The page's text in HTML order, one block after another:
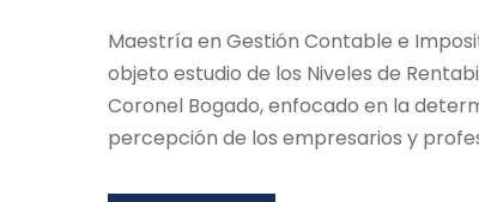
Maestría en Gestión Contable e
objeto estudio de los Niveles de
Coronel Bogado, enfocado en la
percepción de los empresarios y